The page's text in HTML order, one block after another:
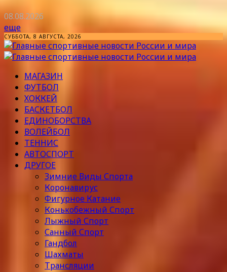
08.08.2026
еще
СУББОТА, 8 АВГУСТА, 2026
МАГАЗИН
ФУТБОЛ
ХОККЕЙ
БАСКЕТБОЛ
ЕДИНОБОРСТВА
ВОЛЕЙБОЛ
ТЕННИС
АВТОСПОРТ
ДРУГОЕ
Зимние Виды Спорта
Коронавирус
Фигурное Катание
Конькобежный Спорт
Лыжный Спорт
Санный Спорт
Гандбол
Шахматы
Трансляции